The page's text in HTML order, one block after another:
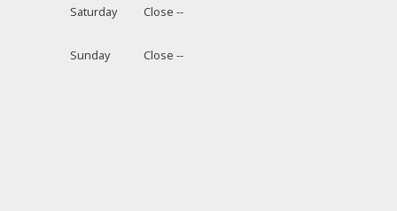
Saturday Close --
Sunday Close --